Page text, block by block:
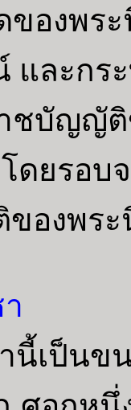
ของพ
และก
ชบัญญั
ดยรอ
องพระ
านี้เป็น